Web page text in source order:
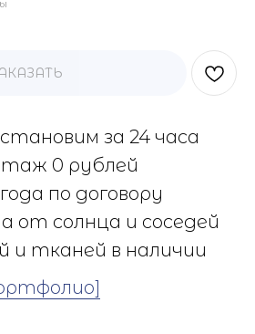
за 24 часа
0 рублей
по договору
от солнца и соседей
и тканей в наличии